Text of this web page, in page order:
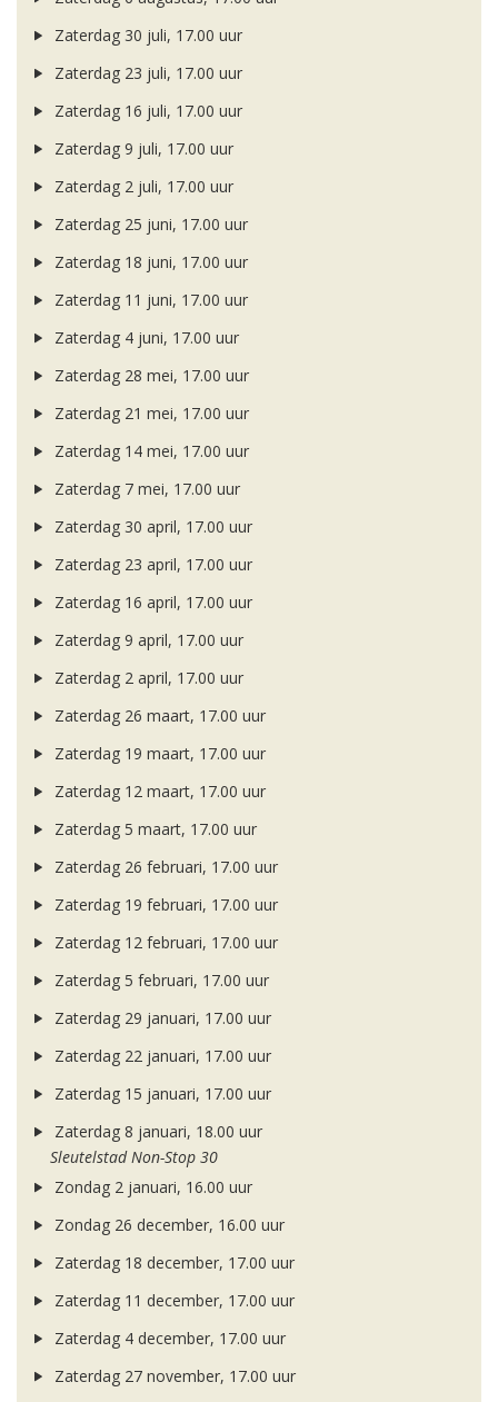
Zaterdag 30 juli, 17.00 uur
Zaterdag 23 juli, 17.00 uur
Zaterdag 16 juli, 17.00 uur
Zaterdag 9 juli, 17.00 uur
Zaterdag 2 juli, 17.00 uur
Zaterdag 25 juni, 17.00 uur
Zaterdag 18 juni, 17.00 uur
Zaterdag 11 juni, 17.00 uur
Zaterdag 4 juni, 17.00 uur
Zaterdag 28 mei, 17.00 uur
Zaterdag 21 mei, 17.00 uur
Zaterdag 14 mei, 17.00 uur
Zaterdag 7 mei, 17.00 uur
Zaterdag 30 april, 17.00 uur
Zaterdag 23 april, 17.00 uur
Zaterdag 16 april, 17.00 uur
Zaterdag 9 april, 17.00 uur
Zaterdag 2 april, 17.00 uur
Zaterdag 26 maart, 17.00 uur
Zaterdag 19 maart, 17.00 uur
Zaterdag 12 maart, 17.00 uur
Zaterdag 5 maart, 17.00 uur
Zaterdag 26 februari, 17.00 uur
Zaterdag 19 februari, 17.00 uur
Zaterdag 12 februari, 17.00 uur
Zaterdag 5 februari, 17.00 uur
Zaterdag 29 januari, 17.00 uur
Zaterdag 22 januari, 17.00 uur
Zaterdag 15 januari, 17.00 uur
Zaterdag 8 januari, 18.00 uur
Sleutelstad Non-Stop 30
Zondag 2 januari, 16.00 uur
Zondag 26 december, 16.00 uur
Zaterdag 18 december, 17.00 uur
Zaterdag 11 december, 17.00 uur
Zaterdag 4 december, 17.00 uur
Zaterdag 27 november, 17.00 uur